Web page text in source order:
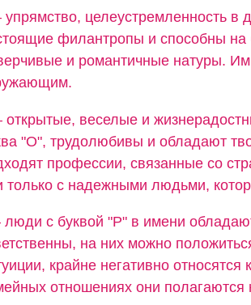
упрямство, целеустремленность в
филантропы и способны на
и романтичные натуры.
открытые, веселые и
"О", трудолюбивы и обладают
профессии, связанные со
только с надежными людьми,
люди с буквой "Р" в имени
на них можно
крайне негативно
отношениях они полагаются